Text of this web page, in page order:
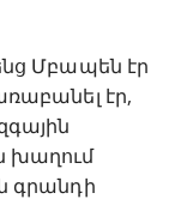
Մբապեն էր
էր,
խաղում
գրանդի